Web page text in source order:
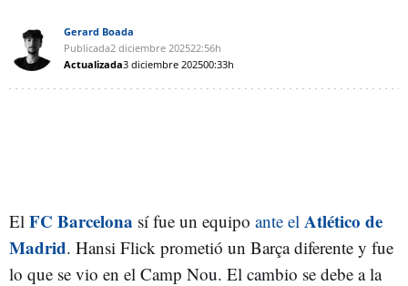
Gerard Boada
Publicada2 diciembre 202522:56h
Actualizada3 diciembre 202500:33h
El FC Barcelona sí fue un equipo ante el Atlético de
Madrid. Hansi Flick prometió un Barça diferente y fue
lo que se vio en el Camp Nou. El cambio se debe a la